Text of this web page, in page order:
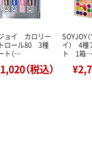
ョイ カロリー
ロール80 3種
ト（…
（税込）
SOYJOY
イ） 4種
ト 1箱…